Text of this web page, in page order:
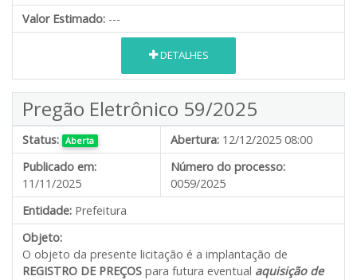
Valor Estimado: ---
DETALHES
Pregão Eletrônico 59/2025
Status: Aberta Abertura: 12/12/2025 08:00
Publicado em:
11/11/2025
Número do processo:
0059/2025
Entidade: Prefeitura
Objeto:
O objeto da presente licitação é a implantação de
REGISTRO DE PREÇOS para futura eventual aquisição de